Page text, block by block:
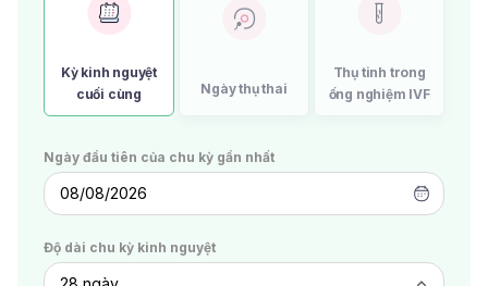
Kỳ kinh nguyệt
cuối cùng
Ngày thụ thai
Thụ tinh trong
ống nghiệm IVF
Ngày đầu tiên của chu kỳ gần nhất
08/08/2026
Độ dài chu kỳ kinh nguyệt